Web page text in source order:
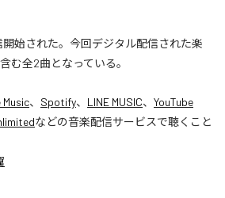
開始された。今回デジタル配信された楽
含む全2曲となっている。
Music、 Spotify、 LINE MUSIC、 YouTube
などの音楽配信サービスで聴くこと